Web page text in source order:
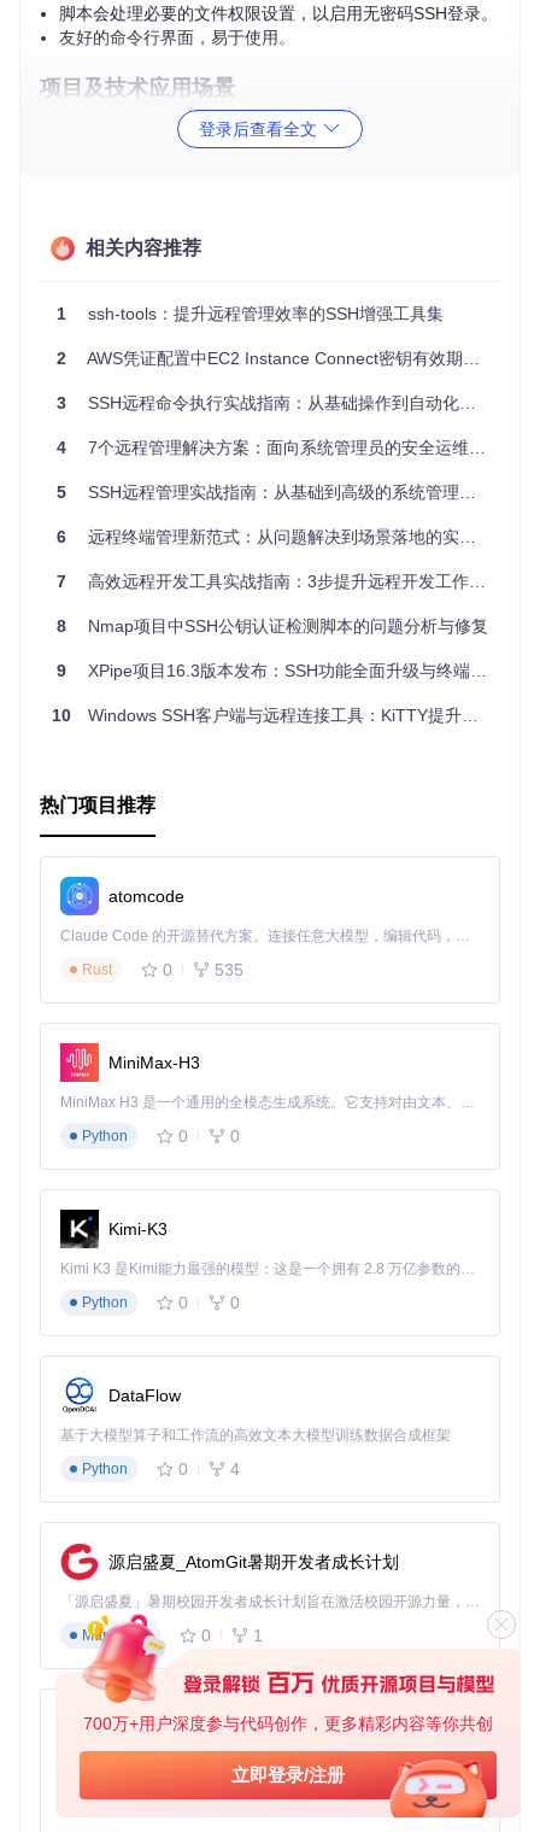
700万+用户深度参与代码创作，更多精彩内容等你共创
立即登录/注册
脚本会处理必要的文件权限设置，以启用无密码SSH登录。
友好的命令行界面，易于使用。
项目及技术应用场景
开发者需要快速在多个开发环境中配置无密码登录。
项目特点
易用性：只需几个简单的命令行参数，即可完成所有设
安全性：脚本自动设定正确的文件权限，防止未授权访
灵活性：允许自定义密钥类型、大小和存储位置。
广泛兼容：与大多数Linux发行版兼容。
要开始使用，首先克隆项目仓库，然后按照提供的命令行选项
源项目，通过GitHub赞助作者。
最后，如果您遇到任何问题或者想要了解更多关于SSH的知
供更深入的理解。
立即尝试 generate-and-send-ssh-key，让您的SSH管理变得
登录后查看全文
相关内容推荐
1 ssh-tools：提升远程管理效率的SSH增强工具集
2 AWS凭证配置中EC2 Instance Connect密钥有效期限制解析
3 SSH远程命令执行实战指南：从基础操作到自动化部署
4 7个远程管理解决方案：面向系统管理员的安全运维实践指南
5 SSH远程管理实战指南：从基础到高级的系统管理技术
6 远程终端管理新范式：从问题解决到场景落地的实践指南
7 高效远程开发工具实战指南：3步提升远程开发工作流效率
8 Nmap项目中SSH公钥认证检测脚本的问题分析与修复
9 XPipe项目16.3版本发布：SSH功能全面升级与终端体验优化
10 Windows SSH客户端与远程连接工具：KiTTY提升远程管理效率的全方位解决方案
热门项目推荐
atomcode
Claude Code 的开源替代方案。连接任意大模型，编辑代码，运行命令，自动验证 — 全自动执行。用 Rust 构建，极致性能。 ｜ An open-source alternative to Claude Code. Connect any LLM, edit code, run commands, and verify changes — autonomously. Built in Rust for speed. Get Started
Rust
0 535
MiniMax-H3
MiniMax H3 是一个通用的全模态生成系统。它支持对由文本、图像、视频和音频组成的多模态上下文进行统一理解，并能生成分辨率高达 2K、时长可达 15 秒的带原生立体声音频的视频。得益于面向任务泛化的系统设计，H3 在预训练阶段就已具备广泛的多模态上下文理解与生成能力，能够出色地执行复杂的多模态指令。
Python
0 0
Kimi-K3
Kimi K3 是Kimi能力最强的模型：这是一个拥有 2.8 万亿参数的混合专家（MoE）模型，具备原生视觉理解能力，并支持 100 万 token 的上下文窗口。
Python
0 0
DataFlow
基于大模型算子和工作流的高效文本大模型训练数据合成框架
Python
0 4
源启盛夏_AtomGit暑期开发者成长计划
「源启盛夏」暑期校园开发者成长计划旨在激活校园开源力量，通过积分激励、认证扶持、资源倾斜等形式，引导高校组织和开发者完成「入驻 — 建项目 — 做贡献 — 获认证 — 得资源」的完整闭环。无论你是想带领社团入驻平台的组织者，还是希望用代码贡献证明自己的开发者，都能在这里找到属于你的成长路径。
Markdown
0 1
py-xiaozhi
基于Python的Xiaozhi AI，适用于想要完整Xiaozhi体验而无需拥有专用硬件的用户。
Python
0 1